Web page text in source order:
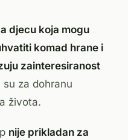
djecu koja mogu
komad hrane i
zainteresiranost
za dohranu
života.
nije prikladan za